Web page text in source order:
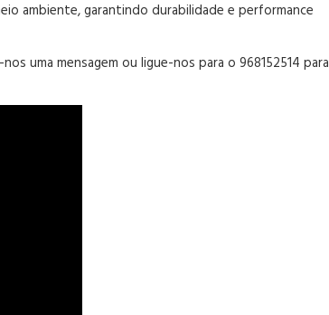
ambiente, garantindo durabilidade e performance
uma mensagem ou ligue-nos para o 968152514 para